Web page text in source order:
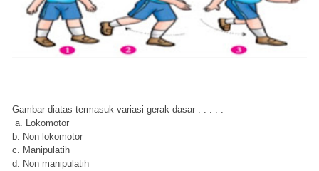
Gambar diatas termasuk variasi gerak dasar . . . . .
a. Lokomotor
b. Non lokomotor
c. Manipulatih
d. Non manipulatih